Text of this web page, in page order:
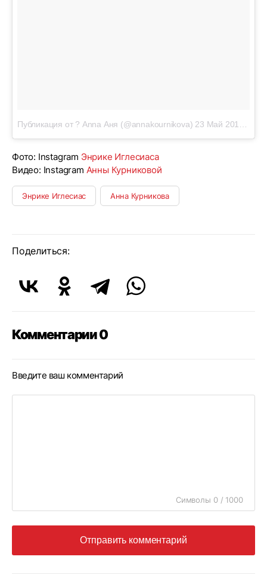
Публикация от ? Anna Аня (@annakournikova) 23 Май 2018 в 2:49 PDT
Фото: Instagram Энрике Иглесиаса
Видео: Instagram Анны Курниковой
Энрике Иглесиас Анна Курникова
Поделиться:
Комментарии 0
Введите ваш комментарий
Символы 0 / 1000
Отправить комментарий